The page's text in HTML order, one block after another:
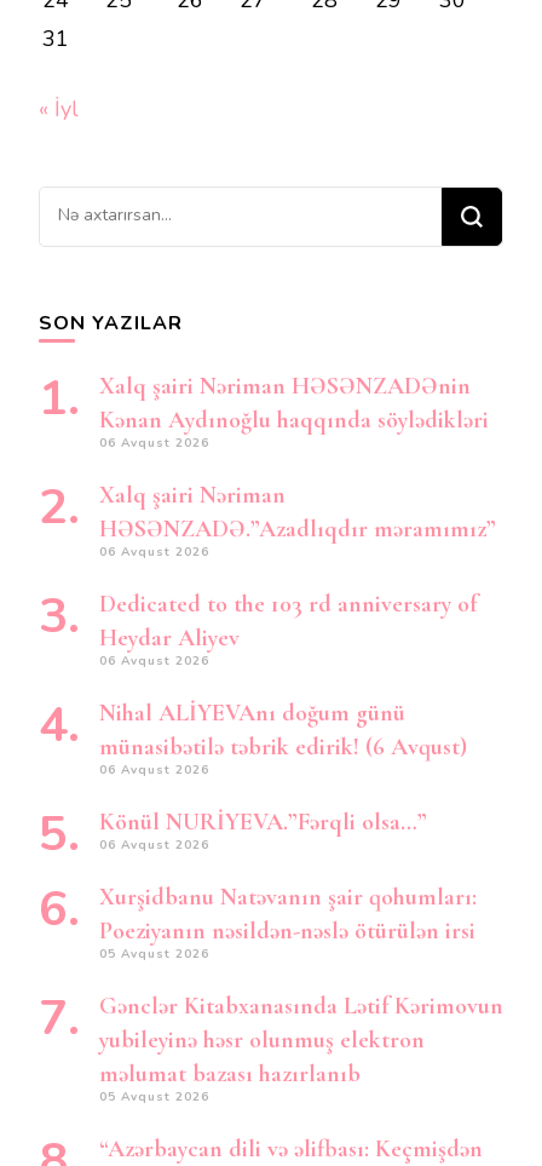
31
« İyl
Bir
şey
SON YAZILAR
Xalq şairi Nəriman HƏSƏNZADƏnin
Kənan Aydınoğlu haqqında söylədikləri
06 Avqust 2026
Xalq şairi Nəriman
HƏSƏNZADƏ.”Azadlıqdır məramımız”
06 Avqust 2026
Dedicated to the 103 rd anniversary of
Heydar Aliyev
06 Avqust 2026
Nihal ALİYEVAnı doğum günü
münasibətilə təbrik edirik! (6 Avqust)
06 Avqust 2026
Könül NURİYEVA.”Fərqli olsa…”
06 Avqust 2026
Xurşidbanu Natəvanın şair qohumları:
Poeziyanın nəsildən-nəslə ötürülən irsi
05 Avqust 2026
Gənclər Kitabxanasında Lətif Kərimovun
yubileyinə həsr olunmuş elektron
məlumat bazası hazırlanıb
05 Avqust 2026
“Azərbaycan dili və əlifbası: Keçmişdən